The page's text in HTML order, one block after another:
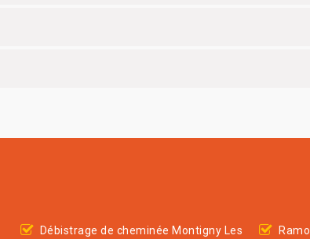
Débistrage de cheminée Montigny Les